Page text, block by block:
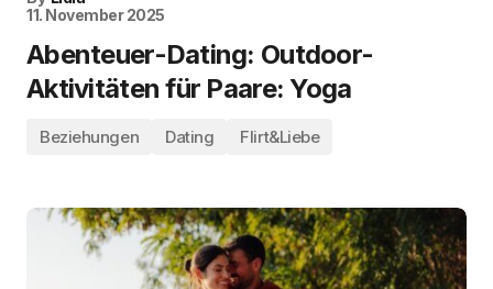
11. November 2025
Abenteuer-Dating: Outdoor-
Aktivitäten für Paare: Yoga
Beziehungen Dating Flirt&Liebe